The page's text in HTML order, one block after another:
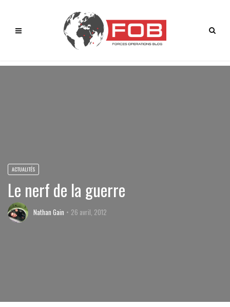
ACTUALITÉS
Le nerf de la guerre
Nathan Gain 26 avril, 2012